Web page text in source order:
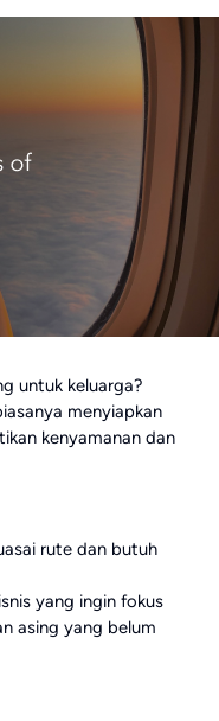
untuk keluarga?
menyiapkan
kenyamanan dan
rute dan butuh
yang ingin fokus
asing yang belum